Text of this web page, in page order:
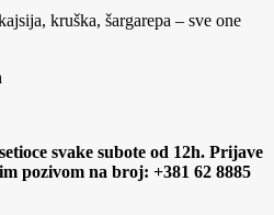
kruška, šargarepa – sve one
svake subote od 12h. Prijave
pozivom na broj: +381 62 8885